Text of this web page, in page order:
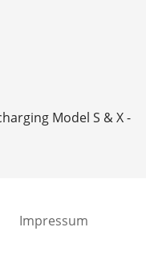
Model S & X -
Impressum